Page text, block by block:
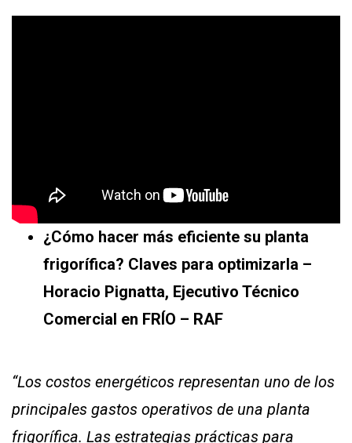
¿Cómo hacer más eficiente su planta
frigorífica? Claves para optimizarla –
Horacio Pignatta, Ejecutivo Técnico
Comercial en FRÍO – RAF
“Los costos energéticos representan uno de los
principales gastos operativos de una planta
frigorífica. Las estrategias prácticas para